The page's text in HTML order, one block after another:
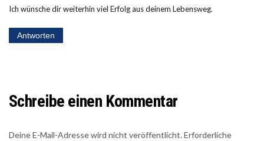
Ich wünsche dir weiterhin viel Erfolg aus deinem Lebensweg.
Antworten
Schreibe einen Kommentar
Deine E-Mail-Adresse wird nicht veröffentlicht.Erforderliche